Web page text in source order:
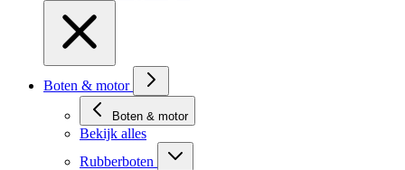
Boten & motor
Boten & motor
Bekijk alles
Rubberboten